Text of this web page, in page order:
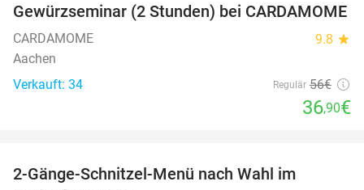
34%
Gewürzseminar (2 Stunden) bei CARDAMOME
CARDAMOME 9.8 star
Aachen
Verkauft: 34
Regulär 56€
36,90€
2-Gänge-Schnitzel-Menü nach Wahl im